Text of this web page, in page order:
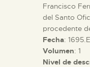
EL
Francisco
del Santo
procedente
Fecha:
Volumen: 1
Nivel de